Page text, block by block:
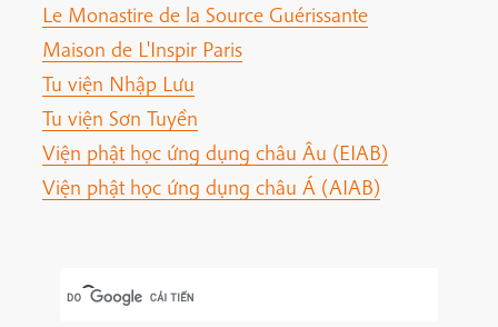
Le Monastire de la Source Guérissante
Maison de L'Inspir Paris
Tu viện Nhập Lưu
Tu viện Sơn Tuyền
Viện phật học ứng dụng châu Âu (EIAB)
Viện phật học ứng dụng châu Á (AIAB)